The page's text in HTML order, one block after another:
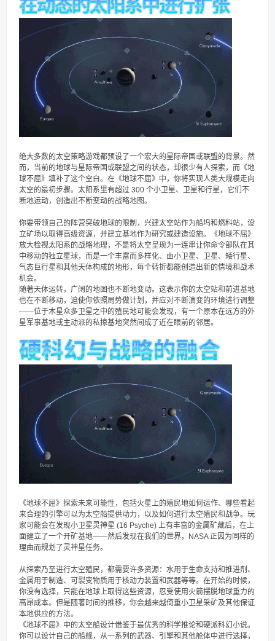
绝大多数的太空策略游戏都预设了一个宏大的星际帝国或联盟的背景。然
而，当前的地球与星际帝国或联盟之间的状态，却很少有人探索，而《地
球不屈》填补了这个空白。在《地球不屈》中，你将实现人类大规模走向
太空的最初步骤。太阳系里有超过 300 个小卫星、卫星和行星，它们不
断地运动，创造出不断变动的战略地图。
你要带领自己的阵营突破地球的限制，兴建太空站作为船坞和燃料站，设
立矿场以取得高级资源，并建立基地作为研究或建造设施。《地球不屈》
放大检视太阳系的战略地理，不是将太空呈现为一连串让你命令部队在其
中移动的独立星球，而是一个丰富而多样化、由小卫星、卫星、矮行星、
气态巨行星和其他天体构成的地形，每个转折都能创造出新的情境和战术
机会。
随著天体运转，广阔的地图也不断地变动。这表示你的太空站和前进基地
也在不断移动，迫使你依照局势做计划，并应对不断演变的环境进行调整
——位于木星众多卫星之中的殖民地可能会发现，有一个原本在远方的外
星军事基地或主动派的私掠基地突然间成了近在眼前的邻居。
《地球不屈》探索未来可能性，包括火星上的殖民地如何运作、哪些看起
来合理的引擎可以为太空船提供动力，以及如何进行太空殖民和战争。玩
家可能会在发现小卫星灵神星 (16 Psyche) 上有丰富的金属矿藏后，在上
面建立了一个开矿基地——然后发现在我们的世界，NASA 正因为同样的
理由而规划了灵神星任务。
从探索乃至进行太空殖民，都需要许多资源：水用于生命支持和推进剂、
金属用于制造、可裂变物质用于核动力装置和武器等等。在开始的时候，
你没有选择，只能在地球上取得这些资源，忍受使用火箭摆脱地球重力的
高昂成本。但是随著时间的推移，你会越来越倚重小卫星采矿及其他保证
本地供应的方法。
《地球不屈》中的太空船设计借鉴于最优秀的科学推论和硬派科幻小说。
你可以设计自己的船舰，从一系列的武器、引擎和其他舱体中进行选择，